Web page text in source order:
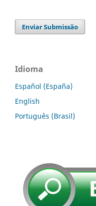
Enviar Submissão
Idioma
Español (España)
English
Português (Brasil)